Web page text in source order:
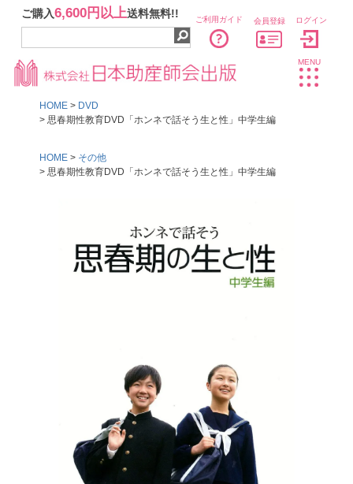
ご購入6,600円以上送料無料!! ご利用ガイド 会員登録 ログイン
MENU
HOME
DVD
思春期性教育DVD「ホンネで話そう生と性」中学生編
HOME
その他
思春期性教育DVD「ホンネで話そう生と性」中学生編